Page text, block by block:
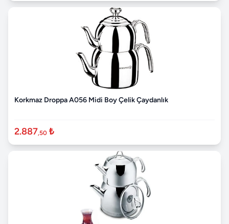
Korkmaz Droppa A056 Midi Boy Çelik Çaydanlık
2.887,50 ₺